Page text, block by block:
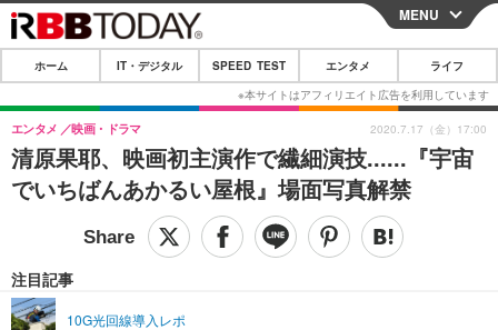
CLOSE
ホーム
IT・デジタル
IT・デジタルTOP スマートフォン
ネタ
ショッピング その他
SPEED TEST
エンタメTOP 映画・ドラマ
ライフTOP
リリース一覧
MENU
ホーム IT・デジタル SPEED TEST エンタメ ライフ
清原果耶、映画初主演作で繊細演技......『宇宙
でいちばんあかるい屋根』場面写真解禁
エンタメ 映画・ドラマ
注目記事
10G光回線導入レポ
2020.7.17（金）17:00